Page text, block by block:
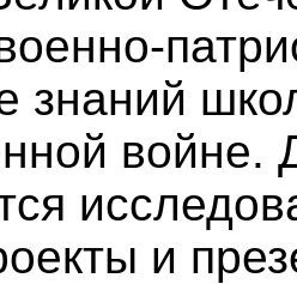
знаний
войне.
и